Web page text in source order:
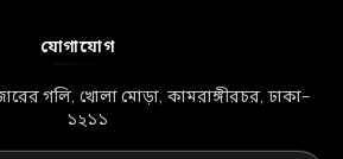
যোগাযোগ
গলি, খোলা মোড়া, কামরাঙ্গীরচর, ঢাকা–
১২১১